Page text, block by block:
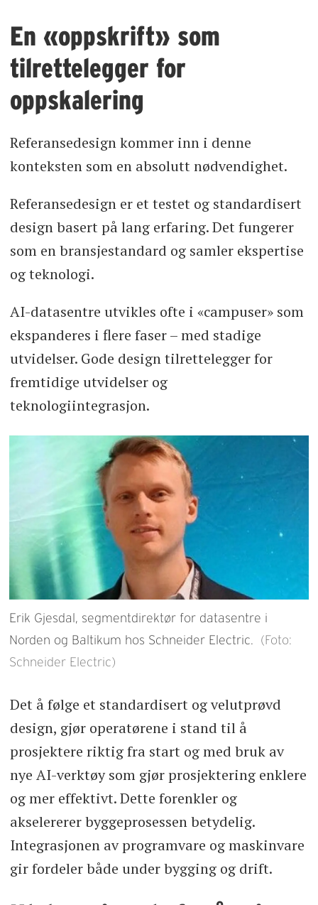
En «oppskrift» som
tilrettelegger for
oppskalering
Referansedesign kommer inn i denne
konteksten som en absolutt nødvendighet.
Referansedesign er et testet og standardisert
design basert på lang erfaring. Det fungerer
som en bransjestandard og samler ekspertise
og teknologi.
AI-datasentre utvikles ofte i «campuser» som
ekspanderes i flere faser – med stadige
utvidelser. Gode design tilrettelegger for
fremtidige utvidelser og
teknologiintegrasjon.
Erik Gjesdal, segmentdirektør for datasentre i
Norden og Baltikum hos Schneider Electric. (Foto:
Schneider Electric)
Det å følge et standardisert og velutprøvd
design, gjør operatørene i stand til å
prosjektere riktig fra start og med bruk av
nye AI-verktøy som gjør prosjektering enklere
og mer effektivt. Dette forenkler og
akselererer byggeprosessen betydelig.
Integrasjonen av programvare og maskinvare
gir fordeler både under bygging og drift.